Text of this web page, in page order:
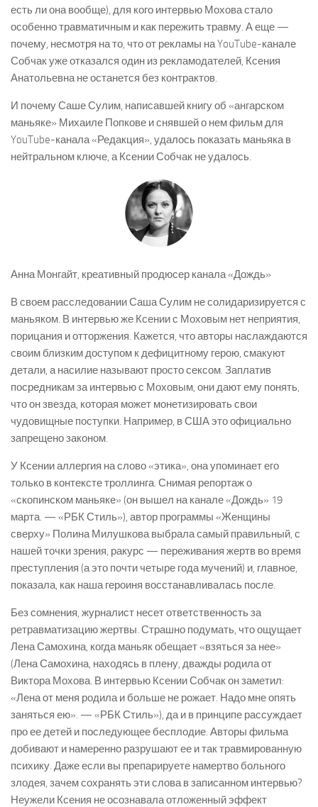
есть ли она вообще), для кого интервью Мохова стало
особенно травматичным и как пережить травму. А еще —
почему, несмотря на то, что от рекламы на YouTube-канале
Собчак уже отказался один из рекламодателей, Ксения
Анатольевна не останется без контрактов.
И почему Саше Сулим, написавшей книгу об «ангарском
маньяке» Михаиле Попкове и снявшей о нем фильм для
YouTube-канала «Редакция», удалось показать маньяка в
нейтральном ключе, а Ксении Собчак не удалось.
Анна Монгайт, креативный продюсер канала «Дождь»
В своем расследовании Саша Сулим не солидаризируется с
маньяком. В интервью же Ксении с Моховым нет неприятия,
порицания и отторжения. Кажется, что авторы наслаждаются
своим близким доступом к дефицитному герою, смакуют
детали, а насилие называют просто сексом. Заплатив
посредникам за интервью с Моховым, они дают ему понять,
что он звезда, которая может монетизировать свои
чудовищные поступки. Например, в США это официально
запрещено законом.
У Ксении аллергия на слово «этика», она упоминает его
только в контексте троллинга. Снимая репортаж о
«скопинском маньяке» (он вышел на канале «Дождь» 19
марта. — «РБК Стиль»), автор программы «Женщины
сверху» Полина Милушкова выбрала самый правильный, с
нашей точки зрения, ракурс — переживания жертв во время
преступления (а это почти четыре года мучений) и, главное,
показала, как наша героиня восстанавливалась после.
Без сомнения, журналист несет ответственность за
ретравматизацию жертвы. Страшно подумать, что ощущает
Лена Самохина, когда маньяк обещает «взяться за нее»
(Лена Самохина, находясь в плену, дважды родила от
Виктора Мохова. В интервью Ксении Собчак он заметил:
«Лена от меня родила и больше не рожает. Надо мне опять
заняться ею». — «РБК Стиль»), да и в принципе рассуждает
про ее детей и последующее бесплодие. Авторы фильма
добивают и намеренно разрушают ее и так травмированную
психику. Даже если вы препарируете намертво больного
злодея, зачем сохранять эти слова в записанном интервью?
Неужели Ксения не осознавала отложенный эффект